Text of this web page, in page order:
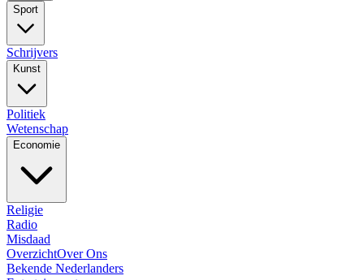
Sport
Schrijvers
Kunst
Politiek
Wetenschap
Economie
Religie
Radio
Misdaad
OverzichtOver Ons
Bekende Nederlanders